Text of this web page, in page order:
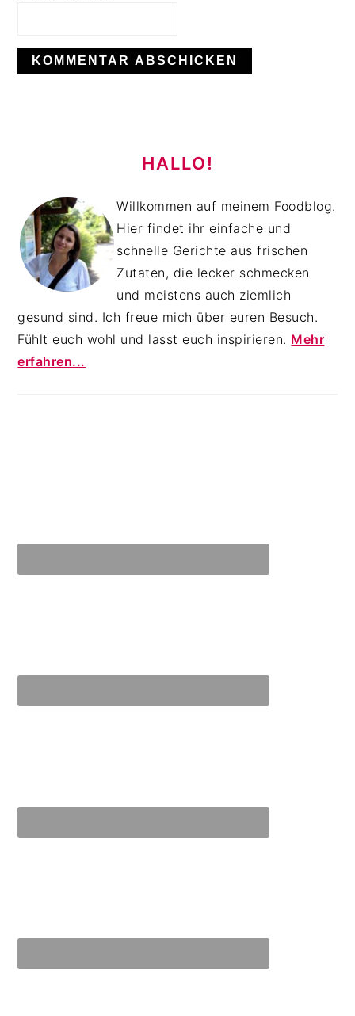
HALLO!
Willkommen auf meinem Foodblog.
Hier findet ihr einfache und
schnelle Gerichte aus frischen
Zutaten, die lecker schmecken
und meistens auch ziemlich
gesund sind. Ich freue mich über euren Besuch.
Fühlt euch wohl und lasst euch inspirieren. Mehr
erfahren...